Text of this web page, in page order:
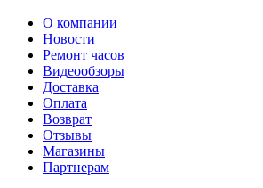
О компании
Новости
Ремонт часов
Видеообзоры
Доставка
Оплата
Возврат
Отзывы
Магазины
Партнерам